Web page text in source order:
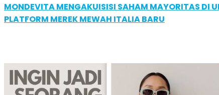
MONDEVITA MENGAKUISISI SAHAM MAYORITAS DI
PLATFORM MEREK MEWAH ITALIA BARU